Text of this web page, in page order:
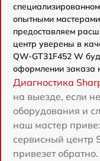
опытными
предоставляем
центр уверены в
QW-GT31F452 W
оформлении заказа
Диагностика
на выезде, если
оборудования и
наш мастер
сервисный центр
привезет обратно.